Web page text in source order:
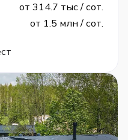
от 314.7 тыс / сот.
от 1.5 млн / сот.